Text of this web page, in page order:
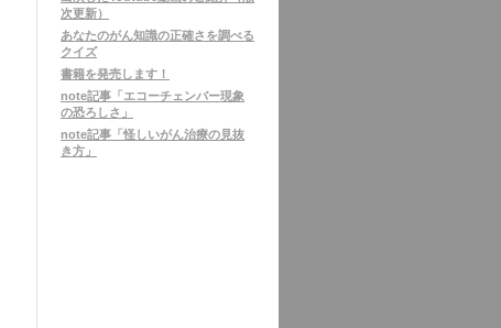
次更新）
あなたのがん知識の正確さを調べる
クイズ
書籍を発売します！
note記事「エコーチェンバー現象
の恐ろしさ」
note記事「怪しいがん治療の見抜
き方」